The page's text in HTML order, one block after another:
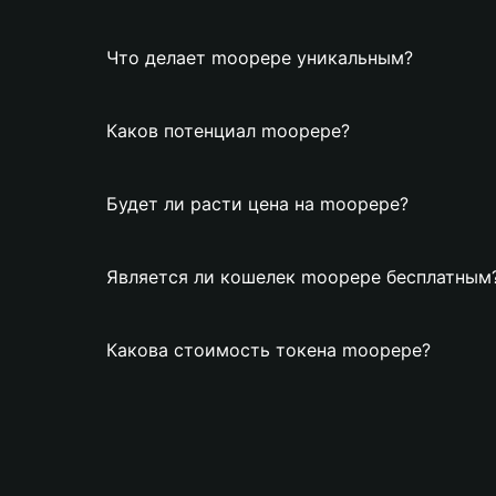
Что делает moopepe уникальным?
Каков потенциал moopepe?
Будет ли расти цена на moopepe?
Является ли кошелек moopepe
Какова стоимость токена moopepe?